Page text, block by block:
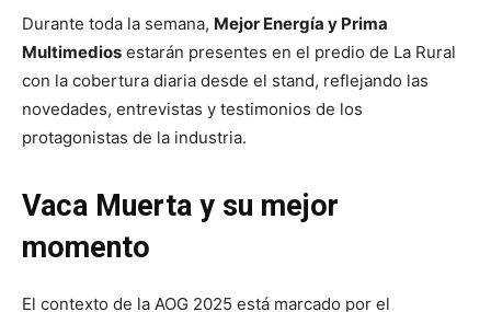
Durante toda la semana, Mejor Energía y Prima
Multimedios estarán presentes en el predio de La Rural
con la cobertura diaria desde el stand, reflejando las
novedades, entrevistas y testimonios de los
protagonistas de la industria.
Vaca Muerta y su mejor
momento
El contexto de la AOG 2025 está marcado por el